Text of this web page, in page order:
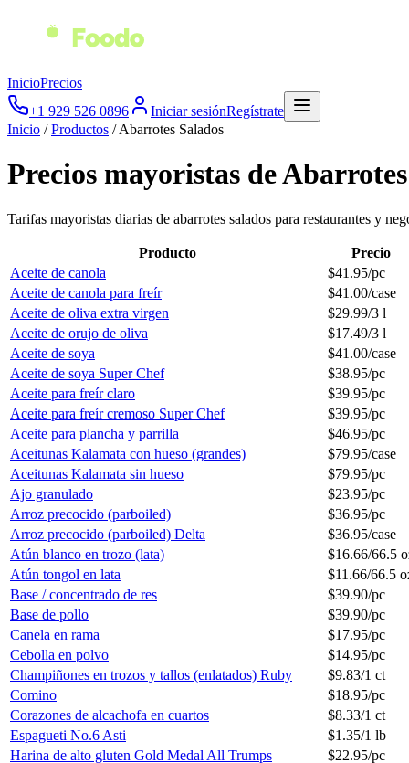
InicioPrecios
+1 929 526 0896
Iniciar sesiónRegístrate
Inicio /Productos /Abarrotes Salados
Precios mayoristas de
Tarifas mayoristas diarias de abarrotes salados para restaurantes y
Producto
Precio
Aceite de canola
$41.95/pc
Aceite de canola para freír
$41.00/case
Aceite de oliva extra virgen
$29.99/3 l
Aceite de orujo de oliva
$17.49/3 l
Aceite de soya
$41.00/case
Aceite de soya Super Chef
$38.95/pc
Aceite para freír claro
$39.95/pc
Aceite para freír cremoso Super Chef
$39.95/pc
Aceite para plancha y parrilla
$46.95/pc
Aceitunas Kalamata con hueso (grandes)
$79.95/case
Aceitunas Kalamata sin hueso
$79.95/pc
Ajo granulado
$23.95/pc
Arroz precocido (parboiled)
$36.95/pc
Arroz precocido (parboiled) Delta
$36.95/case
Atún blanco en trozo (lata)
$16.66/66.5
Atún tongol en lata
$11.66/66.5
Base / concentrado de res
$39.90/pc
Base de pollo
$39.90/pc
Canela en rama
$17.95/pc
Cebolla en polvo
$14.95/pc
Champiñones en trozos y tallos (enlatados) Ruby
$9.83/1 ct
Comino
$18.95/pc
Corazones de alcachofa en cuartos
$8.33/1 ct
Espagueti No.6 Asti
$1.35/1 lb
Harina de alto gluten Gold Medal All Trumps
$22.95/pc